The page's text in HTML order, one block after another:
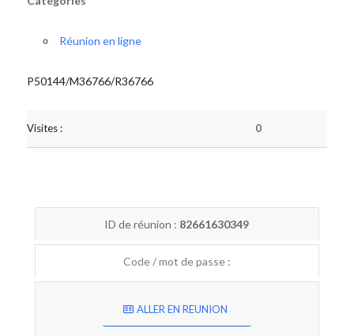
Réunion en ligne
P50144/M36766/R36766
Visites : 0
ID de réunion : 82661630349
Code / mot de passe :
ALLER EN REUNION